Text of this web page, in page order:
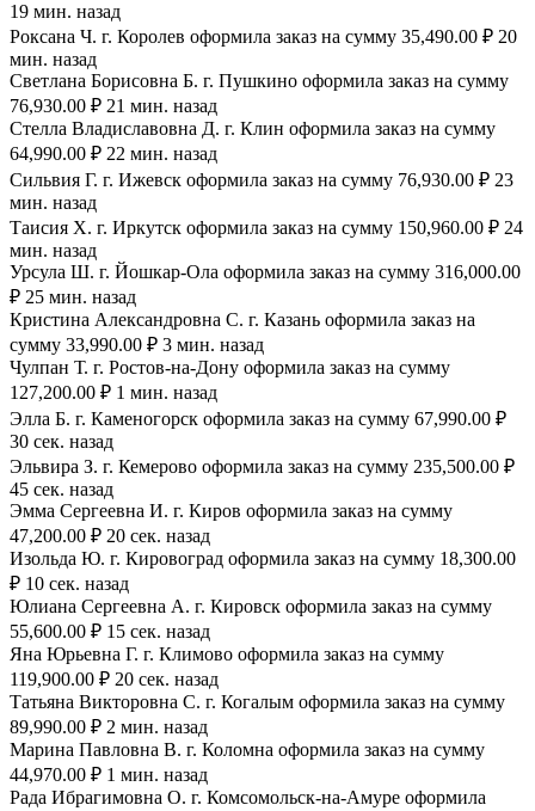
19 мин. назад
Роксана Ч. г. Королев оформила заказ на сумму 35,490.00 ₽ 20
мин. назад
Светлана Борисовна Б. г. Пушкино оформила заказ на сумму
76,930.00 ₽ 21 мин. назад
Стелла Владиславовна Д. г. Клин оформила заказ на сумму
64,990.00 ₽ 22 мин. назад
Сильвия Г. г. Ижевск оформила заказ на сумму 76,930.00 ₽ 23
мин. назад
Таисия Х. г. Иркутск оформила заказ на сумму 150,960.00 ₽ 24
мин. назад
Урсула Ш. г. Йошкар-Ола оформила заказ на сумму 316,000.00
₽ 25 мин. назад
Кристина Александровна С. г. Казань оформила заказ на
сумму 33,990.00 ₽ 3 мин. назад
Чулпан Т. г. Ростов-на-Дону оформила заказ на сумму
127,200.00 ₽ 1 мин. назад
Элла Б. г. Каменогорск оформила заказ на сумму 67,990.00 ₽
30 сек. назад
Эльвира З. г. Кемерово оформила заказ на сумму 235,500.00 ₽
45 сек. назад
Эмма Сергеевна И. г. Киров оформила заказ на сумму
47,200.00 ₽ 20 сек. назад
Изольда Ю. г. Кировоград оформила заказ на сумму 18,300.00
₽ 10 сек. назад
Юлиана Сергеевна А. г. Кировск оформила заказ на сумму
55,600.00 ₽ 15 сек. назад
Яна Юрьевна Г. г. Климово оформила заказ на сумму
119,900.00 ₽ 20 сек. назад
Татьяна Викторовна С. г. Когалым оформила заказ на сумму
89,990.00 ₽ 2 мин. назад
Марина Павловна В. г. Коломна оформила заказ на сумму
44,970.00 ₽ 1 мин. назад
Рада Ибрагимовна О. г. Комсомольск-на-Амуре оформила